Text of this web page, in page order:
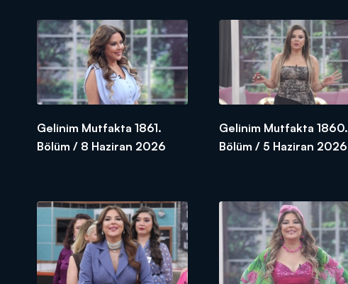
Gelinim Mutfakta 1861.
Bölüm / 8 Haziran 2026
Gelinim Mutfakta 1860.
Bölüm / 5 Haziran 2026